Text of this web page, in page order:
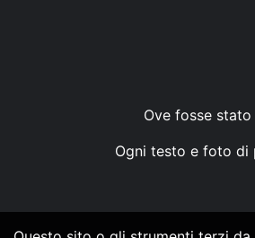
Ove fosse
Ogni testo e foto di